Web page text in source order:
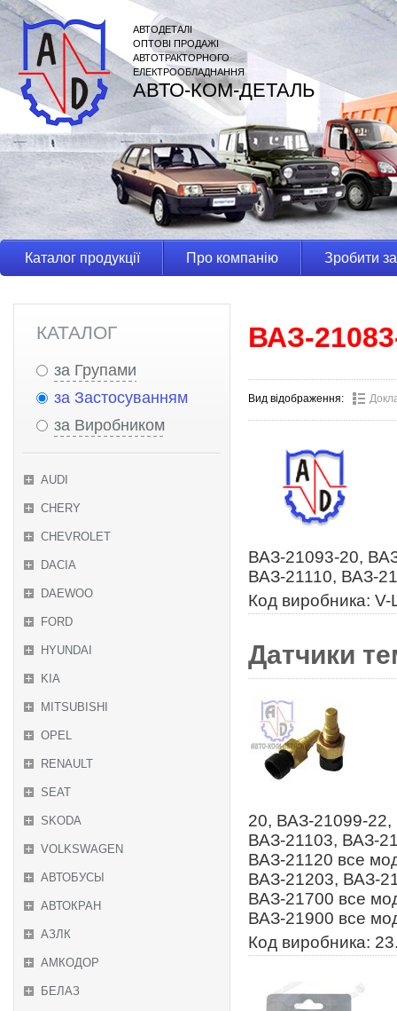
АВТОДЕТАЛІ
ОПТОВІ ПРОДАЖІ
АВТОТРАКТОРНОГО
ЕЛЕКТРООБЛАДНАННЯ
АВТО-КОМ-ДЕТАЛЬ
Каталог продукції Про компанію Зробити
КАТАЛОГ
за Групами
за Застосуванням
за Виробником
AUDI
CHERY
CHEVROLET
DACIA
DAEWOO
FORD
HYUNDAI
KIA
MITSUBISHI
OPEL
RENAULT
SEAT
SKODA
VOLKSWAGEN
АВТОБУСЫ
АВТОКРАН
АЗЛК
АМКОДОР
БЕЛАЗ
ВАЗ-
Вид відображення:
ВАЗ-21093-20,
ВАЗ-21110, ВАЗ-
Код виробника: V-
Датчики
20, ВАЗ-21099-
ВАЗ-21103, ВАЗ-
ВАЗ-21120 все
ВАЗ-21203, ВАЗ-
ВАЗ-21700 все
ВАЗ-21900 все
Код виробника: